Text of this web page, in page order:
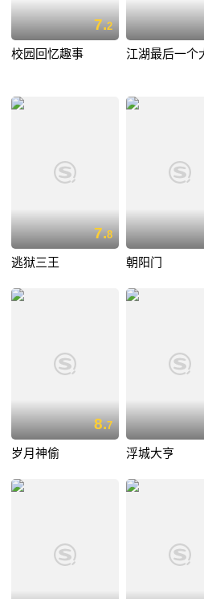
7.2
校园回忆趣事 江湖最后一个
7.8
逃狱三王 朝阳门
8.7
岁月神偷 浮城大亨